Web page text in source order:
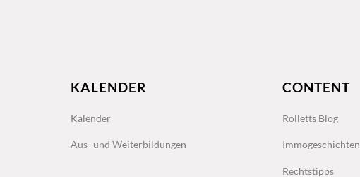
KALENDER
Kalender
Aus- und Weiterbildungen
CONTENT
Rolletts Blog
Immogeschichten
Rechtstipps